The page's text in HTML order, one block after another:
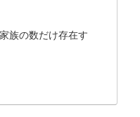
族の数だけ存在す